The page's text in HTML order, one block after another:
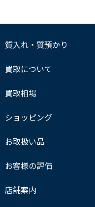
質入れ・質預かり
買取について
買取相場
ショッピング
お取扱い品
お客様の評価
店舗案内